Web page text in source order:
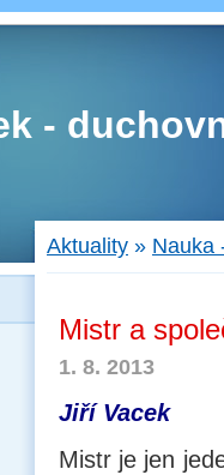
-
Aktuality » Nauka
Mistr a
1. 8. 2013
Jiří Vacek
Mistr je jen